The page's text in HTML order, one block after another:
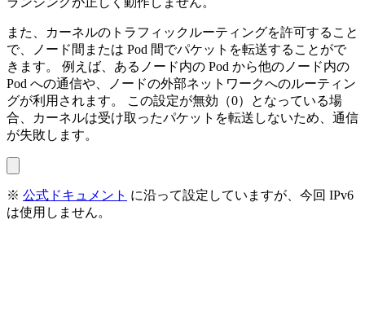
また、カーネルのトラフィックルーティングを許可すること
で、ノード間または Pod 間でパケットを転送することがで
きます。 例えば、あるノード内の Pod から他のノード内の
Pod への通信や、ノードの外部ネットワークへのルーティン
グが利用されます。 この設定が無効（0）となっている場
合、カーネルは受け取ったパケットを転送しないため、通信
が失敗します。
※ 公式ドキュメント に沿って設定していますが、今回 IPv6
は使用しません。